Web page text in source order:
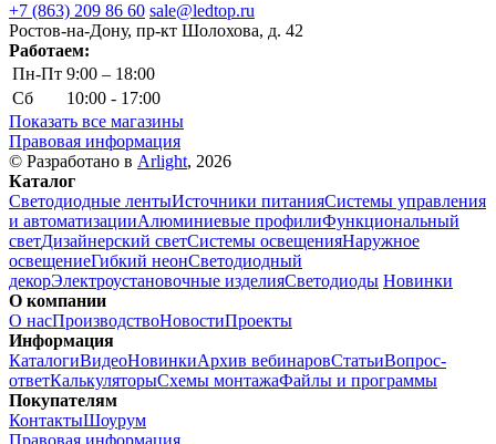
+7 (863) 209 86 60 sale@ledtop.ru
Ростов-на-Дону, пр-кт Шолохова, д. 42
Работаем:
Пн-Пт 9:00 – 18:00
Сб
10:00 - 17:00
Показать все магазины
Правовая информация
© Разработано в Arlight, 2026
Каталог
Светодиодные лентыИсточники питанияСистемы управления
и автоматизацииАлюминиевые профилиФункциональный
светДизайнерский светСистемы освещенияНаружное
освещениеГибкий неонСветодиодный
декорЭлектроустановочные изделияСветодиоды Новинки
О компании
О насПроизводствоНовостиПроекты
Информация
КаталогиВидеоНовинкиАрхив вебинаровСтатьиВопрос-
ответКалькуляторыСхемы монтажаФайлы и программы
Покупателям
КонтактыШоурум